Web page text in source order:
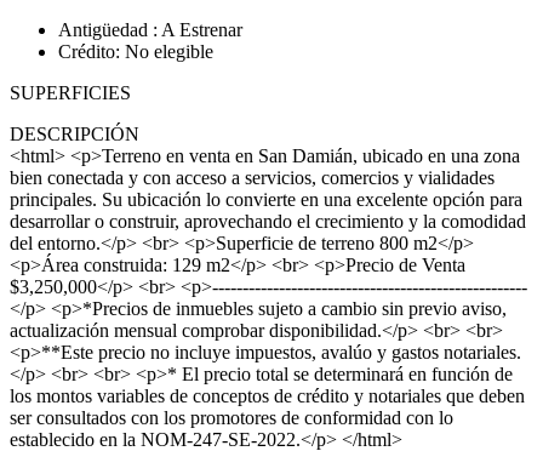
Antigüedad : A Estrenar
Crédito: No elegible
SUPERFICIES
DESCRIPCIÓN
<html> <p>Terreno en venta en San Damián, ubicado en una zona
bien conectada y con acceso a servicios, comercios y vialidades
principales. Su ubicación lo convierte en una excelente opción para
desarrollar o construir, aprovechando el crecimiento y la comodidad
del entorno.</p> <br> <p>Superficie de terreno 800 m2</p>
<p>Área construida: 129 m2</p> <br> <p>Precio de Venta
$3,250,000</p> <br> <p>----------------------------------------------------
</p> <p>*Precios de inmuebles sujeto a cambio sin previo aviso,
actualización mensual comprobar disponibilidad.</p> <br> <br>
<p>**Este precio no incluye impuestos, avalúo y gastos notariales.
</p> <br> <br> <p>* El precio total se determinará en función de
los montos variables de conceptos de crédito y notariales que deben
ser consultados con los promotores de conformidad con lo
establecido en la NOM-247-SE-2022.</p> </html>